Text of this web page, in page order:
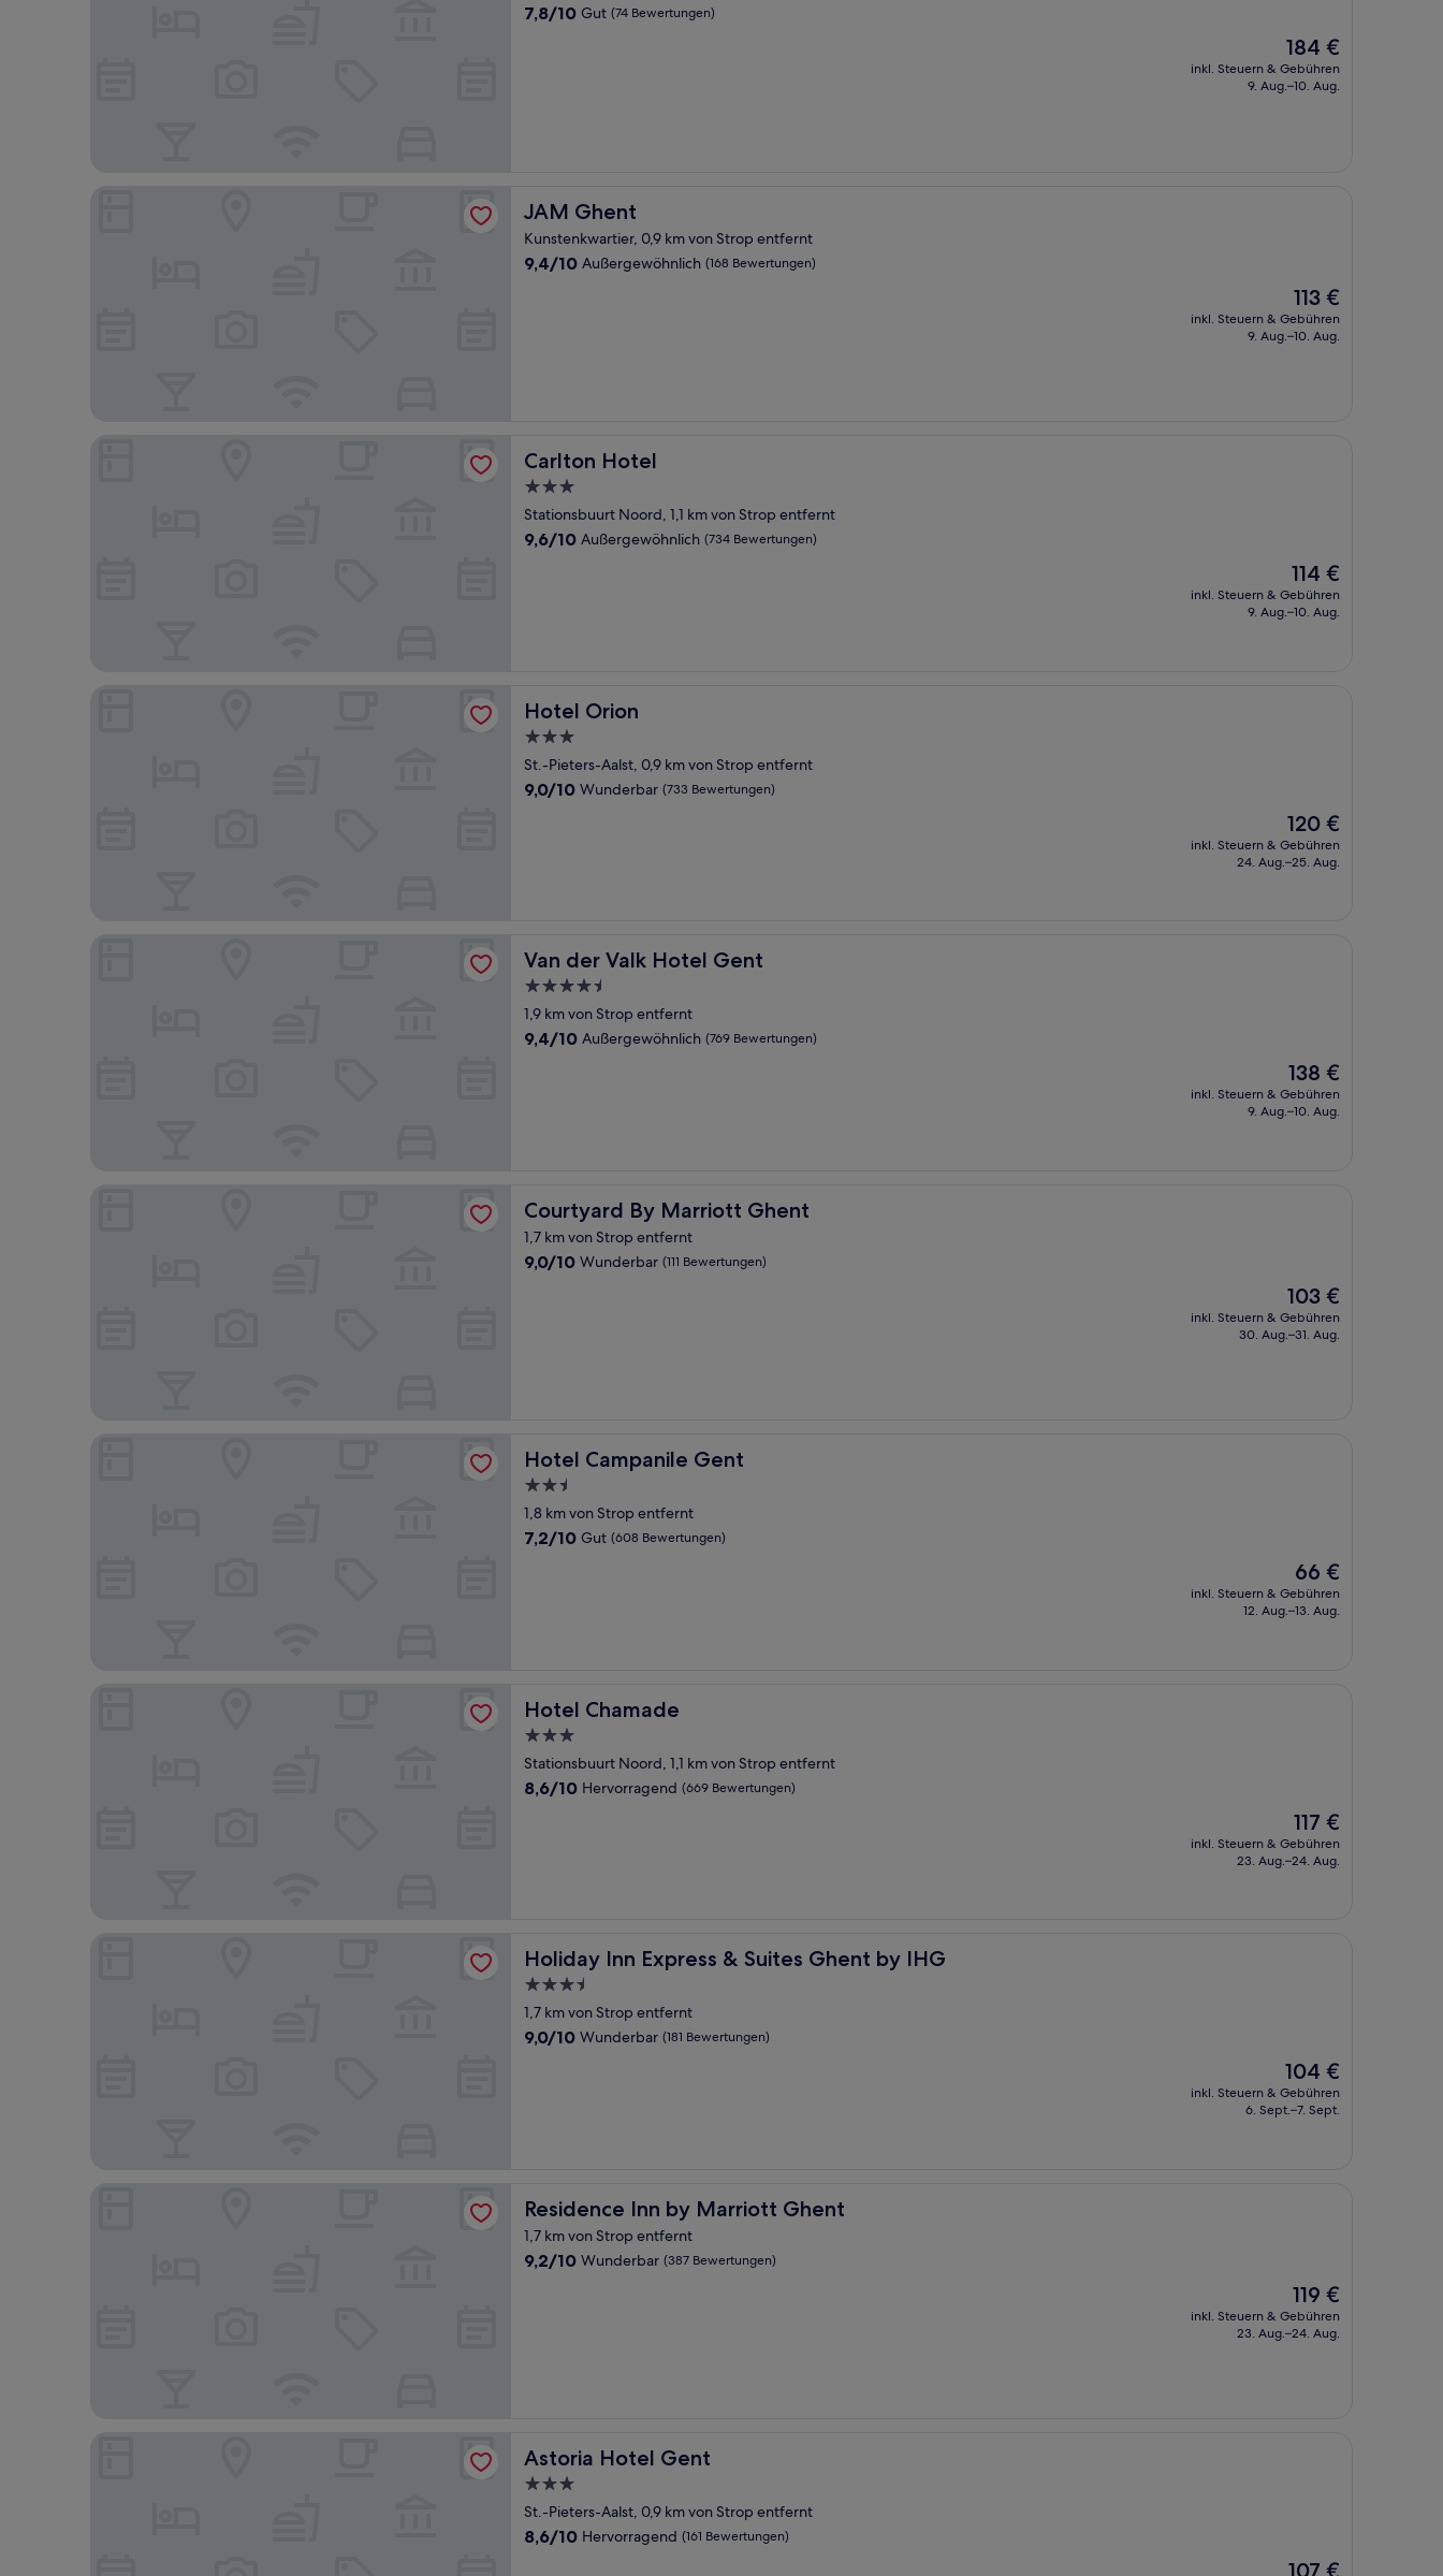
7.8
7,8/10 Gut (74 Bewertungen)
Der
Preis
beträgt
184 €
inkl. Steuern & Gebühren
9. Aug.–10. Aug.
JAM Ghent
JAM Ghent
Kunstenkwartier, 0,9 km von Strop entfernt
9.4
9,4/10 Außergewöhnlich (168 Bewertungen)
Der
Preis
beträgt
113 €
inkl. Steuern & Gebühren
9. Aug.–10. Aug.
JAM Ghent
Carlton Hotel
Carlton Hotel
3.0-
Sterne-
Unterkunft
Stationsbuurt Noord, 1,1 km von Strop entfernt
9.6
9,6/10 Außergewöhnlich (734 Bewertungen)
Der
Preis
beträgt
114 €
inkl. Steuern & Gebühren
9. Aug.–10. Aug.
Hotel Orion
Hotel Orion
3.0-
Sterne-
Unterkunft
St.-Pieters-Aalst, 0,9 km von Strop entfernt
9.0
9,0/10 Wunderbar (733 Bewertungen)
Der
Preis
beträgt
120 €
inkl. Steuern & Gebühren
24. Aug.–25. Aug.
Hotel Orion
Van der Valk Hotel Gent
Van der Valk Hotel Gent
4.5-
Sterne-
Unterkunft
1,9 km von Strop entfernt
9.4
9,4/10 Außergewöhnlich (769 Bewertungen)
Der
Preis
beträgt
138 €
inkl. Steuern & Gebühren
9. Aug.–10. Aug.
Courtyard By Marriott Ghent
Courtyard By Marriott Ghent
1,7 km von Strop entfernt
9.0
9,0/10 Wunderbar (111 Bewertungen)
Der
Preis
beträgt
103 €
inkl. Steuern & Gebühren
30. Aug.–31. Aug.
Courtyard By Marriott Ghent
Hotel Campanile Gent
Hotel Campanile Gent
2.5-
Sterne-
Unterkunft
1,8 km von Strop entfernt
7.2
7,2/10 Gut (608 Bewertungen)
Der
Preis
beträgt
66 €
inkl. Steuern & Gebühren
12. Aug.–13. Aug.
Hotel Chamade
Hotel Chamade
3.0-
Sterne-
Unterkunft
Stationsbuurt Noord, 1,1 km von Strop entfernt
8.6
8,6/10 Hervorragend (669 Bewertungen)
Der
Preis
beträgt
117 €
inkl. Steuern & Gebühren
23. Aug.–24. Aug.
Hotel Chamade
Holiday Inn Express & Suites Ghent by IHG
Holiday Inn Express & Suites Ghent by IHG
3.5-
Sterne-
Unterkunft
1,7 km von Strop entfernt
9.0
9,0/10 Wunderbar (181 Bewertungen)
Der
Preis
beträgt
104 €
inkl. Steuern & Gebühren
6. Sept.–7. Sept.
Residence Inn by Marriott Ghent
Residence Inn by Marriott Ghent
1,7 km von Strop entfernt
9.2
9,2/10 Wunderbar (387 Bewertungen)
Der
Preis
beträgt
119 €
inkl. Steuern & Gebühren
23. Aug.–24. Aug.
Residence Inn by Marriott Ghent
Astoria Hotel Gent
Astoria Hotel Gent
3.0-
Sterne-
Unterkunft
St.-Pieters-Aalst, 0,9 km von Strop entfernt
8.6
8,6/10 Hervorragend (161 Bewertungen)
Der
107 €